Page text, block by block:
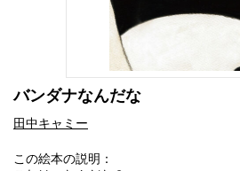
バンダナなんだな
田中キャミー
この絵本の説明：